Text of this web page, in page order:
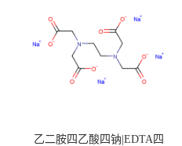
乙二胺四乙酸四钠|EDTA四